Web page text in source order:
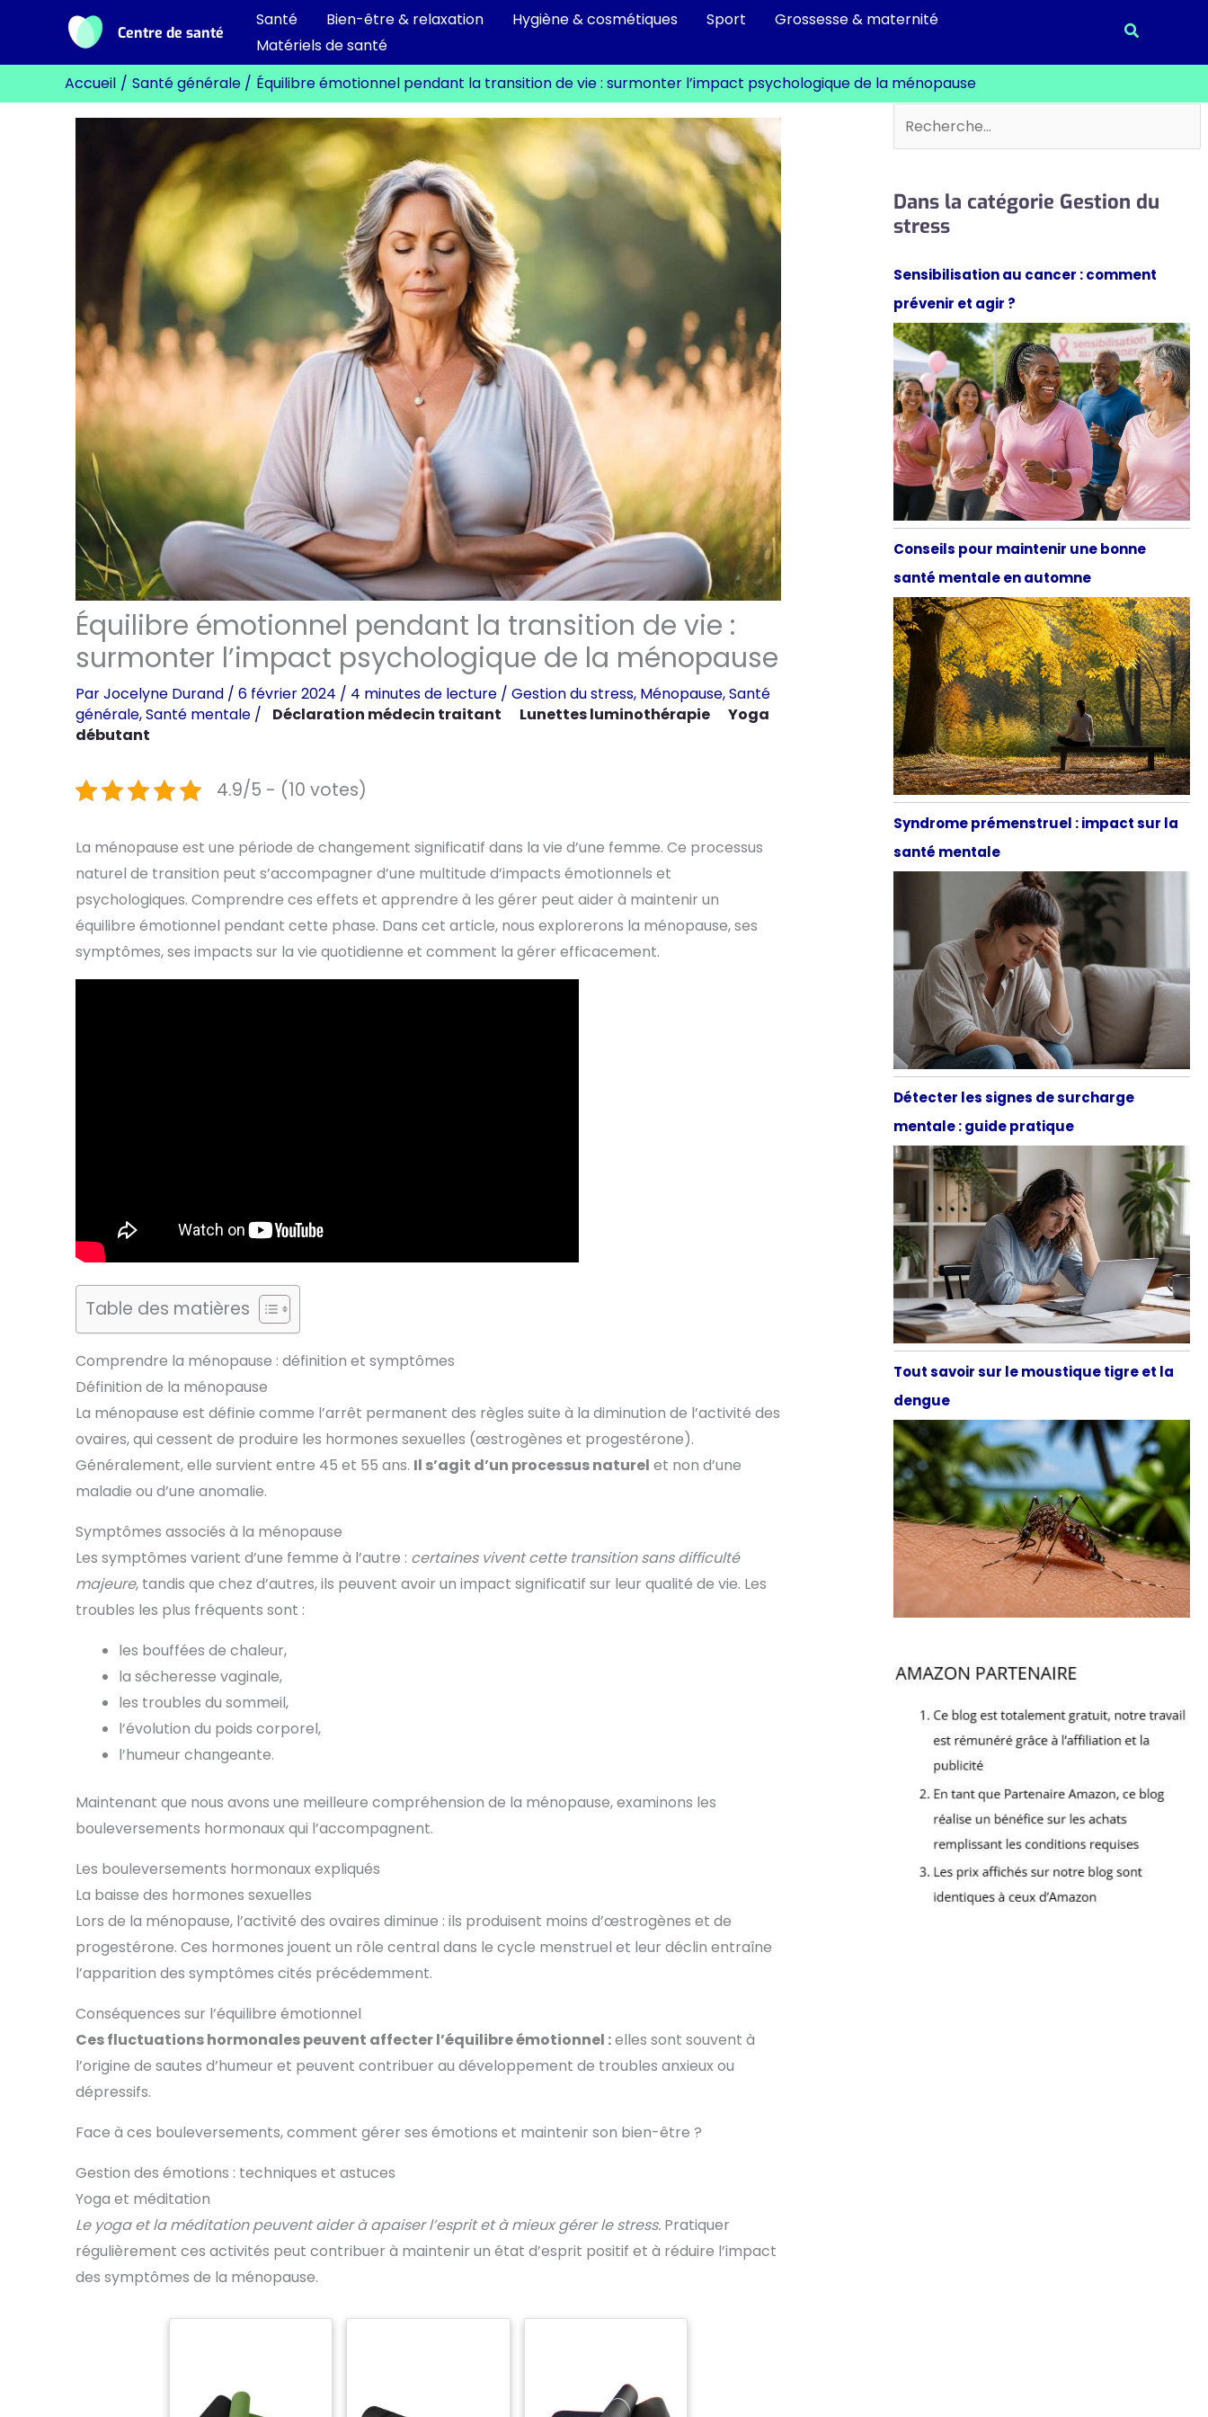
contenu
Centre de santé
Santé Bien-être & relaxation Hygiène & cosmétiques Sport
Grossesse & maternité
Matériels de santé
Accueil Santé générale Équilibre émotionnel pendant la transition de vie : surmonter l’impact psychologique de la ménopause
Équilibre émotionnel pendant la transition de vie :
surmonter l’impact psychologique de la ménopause
ParJocelyne Durand / 6 février 2024 / 4 minutes de lecture / Gestion du stress, Ménopause,Santé
générale,Santé mentale / Déclaration médecin traitant Lunettes luminothérapie
Yoga
débutant
4.9/5 - (10 votes)
La ménopause est une période de changement significatif dans la vie d’une femme. Ce processus
naturel de transition peut s’accompagner d’une multitude d’impacts émotionnels et
psychologiques. Comprendre ces effets et apprendre à les gérer peut aider à maintenir un
équilibre émotionnel pendant cette phase. Dans cet article, nous explorerons la ménopause, ses
symptômes, ses impacts sur la vie quotidienne et comment la gérer efficacement.
Table des matières
Comprendre la ménopause : définition et symptômes
Définition de la ménopause
La ménopause est définie comme l’arrêt permanent des règles suite à la diminution de l’activité des
ovaires, qui cessent de produire les hormones sexuelles (œstrogènes et progestérone).
Généralement, elle survient entre 45 et 55 ans. Il s’agit d’un processus naturel et non d’une
maladie ou d’une anomalie.
Symptômes associés à la ménopause
Les symptômes varient d’une femme à l’autre : certaines vivent cette transition sans difficulté
majeure, tandis que chez d’autres, ils peuvent avoir un impact significatif sur leur qualité de vie. Les
troubles les plus fréquents sont :
les bouffées de chaleur,
la sécheresse vaginale,
les troubles du sommeil,
l’évolution du poids corporel,
l’humeur changeante.
Maintenant que nous avons une meilleure compréhension de la ménopause, examinons les
bouleversements hormonaux qui l’accompagnent.
Les bouleversements hormonaux expliqués
La baisse des hormones sexuelles
Lors de la ménopause, l’activité des ovaires diminue : ils produisent moins d’œstrogènes et de
progestérone. Ces hormones jouent un rôle central dans le cycle menstruel et leur déclin entraîne
l’apparition des symptômes cités précédemment.
Conséquences sur l’équilibre émotionnel
Ces fluctuations hormonales peuvent affecter l’équilibre émotionnel :elles sont souvent à
l’origine de sautes d’humeur et peuvent contribuer au développement de troubles anxieux ou
dépressifs.
Face à ces bouleversements, comment gérer ses émotions et maintenir son bien-être ?
Gestion des émotions : techniques et astuces
Yoga et méditation
Le yoga et la méditation peuvent aider à apaiser l’esprit et à mieux gérer le stress. Pratiquer
régulièrement ces activités peut contribuer à maintenir un état d’esprit positif et à réduire l’impact
des symptômes de la ménopause.
Rechercher
Dans la catégorie Gestion du
stress
Sensibilisation au cancer : comment
prévenir et agir ?
Conseils pour maintenir une bonne
santé mentale en automne
Syndrome prémenstruel : impact sur la
santé mentale
Détecter les signes de surcharge
mentale : guide pratique
Tout savoir sur le moustique tigre et la
dengue